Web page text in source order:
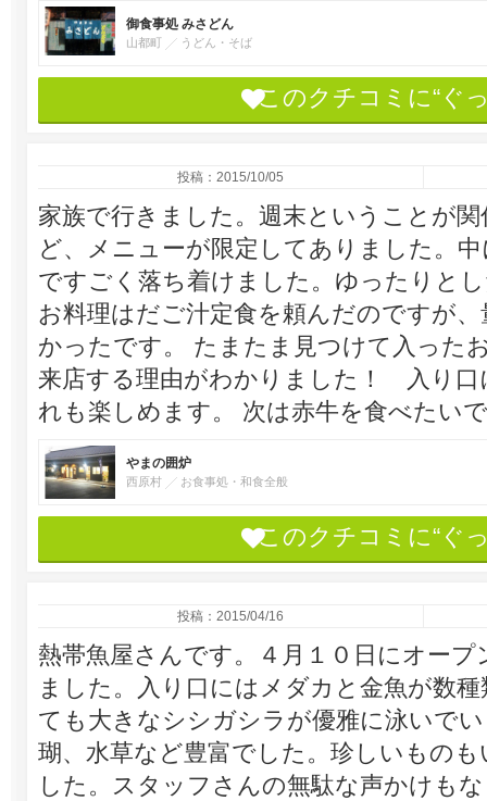
御食事処 みさどん
山都町 うどん・そば
このクチコミに“ぐ
投稿：2015/10/05
家族で行きました。週末ということが
ど、メニューが限定してありました。
ですごく落ち着けました。ゆったりと
お料理はだご汁定食を頼んだのですが
かったです。 たまたま見つけて入った
来店する理由がわかりました！ 入り
れも楽しめます。 次は赤牛を食べたい
やまの囲炉
西原村 お食事処・和食全般
このクチコミに“ぐ
投稿：2015/04/16
熱帯魚屋さんです。４月１０日にオー
ました。入り口にはメダカと金魚が数
ても大きなシシガシラが優雅に泳いで
瑚、水草など豊富でした。珍しいもの
した。スタッフさんの無駄な声かけも